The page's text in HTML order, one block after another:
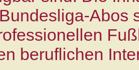
beruflichen